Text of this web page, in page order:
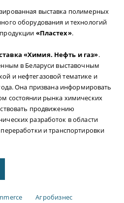
выставка полимерных
оборудования и технологий
«Пластех».
«Химия. Нефть и газ».
в Беларуси выставочным
и нефтегазовой тематике и
Она призвана информировать
состоянии рынка химических
продвижению
разработок в области
и транспортировки
Агробизнес